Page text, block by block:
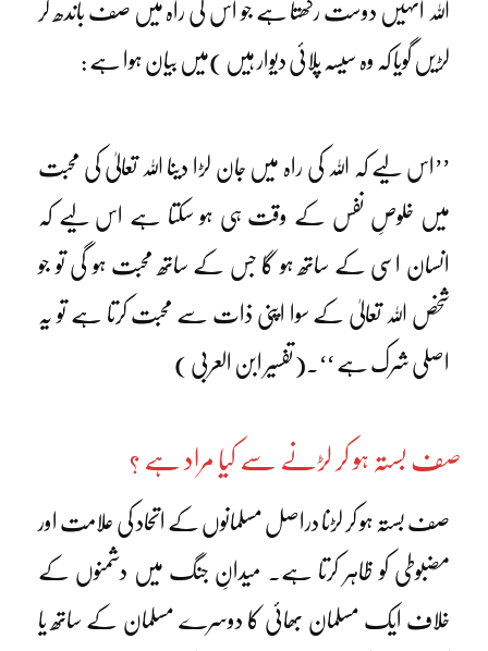
اللہ انہیں دوست رکھتا ہے جو اس کی راہ میں صف باندھ کر
لڑیں گویا کہ وہ سیسہ پلائی دیوار ہیں )میں بیان ہوا ہے :
’’اس لیے کہ اللہ کی راہ میں جان لڑا دینا اللہ تعالیٰ کی محبت
میں خلوصِ نفس کے وقت ہی ہو سکتا ہے اس لیے کہ
انسان اسی کے ساتھ ہو گا جس کے ساتھ محبت ہو گی تو جو
شخص اللہ تعالیٰ کے سوا اپنی ذات سے محبت کرتا ہے تو یہ
اصلی شرک ہے ‘‘۔(تفسیر ابن العربی )
صف بستہ ہو کر لڑنے سے کیا مراد ہے ؟
صف بستہ ہو کر لڑنا دراصل مسلمانوں کے اتحاد کی علامت اور
مضبوطی کو ظاہر کرتا ہے۔ میدانِ جنگ میں دشمنوں کے
خلاف ایک مسلمان بھائی کا دوسرے مسلمان کے ساتھ یا